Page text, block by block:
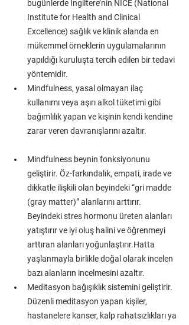
bugünlerde İngiltere’nin NICE (National
Institute for Health and Clinical
Excellence) sağlık ve klinik alanda en
mükemmel örneklerin uygulamalarının
yapıldığı kuruluşta tercih edilen bir tedavi
yöntemidir.
Mindfulness, yasal olmayan ilaç
kullanımı veya aşırı alkol tüketimi gibi
bağımlılık yapan ve kişinin kendi kendine
zarar veren davranışlarını azaltır.
Mindfulness beynin fonksiyonunu
geliştirir. Öz-farkındalık, empati, irade ve
dikkatle ilişkili olan beyindeki “gri madde
(gray matter)” alanlarını arttırır.
Beyindeki stres hormonu üreten alanları
yatıştırır ve iyi oluş halini ve öğrenmeyi
arttıran alanları yoğunlaştırır.Hatta
yaşlanmayla birlikle doğal olarak incelen
bazı alanların incelmesini azaltır.
Meditasyon bağışıklık sistemini geliştirir.
Düzenli meditasyon yapan kişiler,
hastanelere kanser, kalp rahatsızlıkları ya